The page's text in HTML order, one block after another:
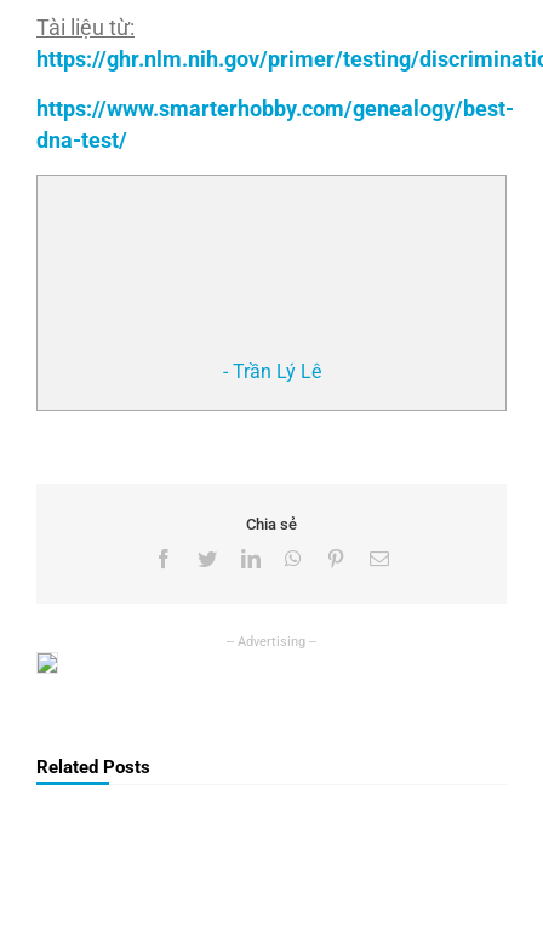
Tài liệu từ:
https://ghr.nlm.nih.gov/primer/testing/
https://www.smarterhobby.com/genealogy/best-
dna-test/
- Trần Lý Lê
Chia sẻ
Facebook
TwitterLinkedInWhatsApp
PinterestEmail
Related Posts